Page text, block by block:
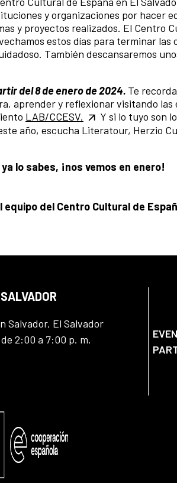
y organizaciones por hacer
y proyectos realizados. El Centro
estos días para terminar las
También descansaremos
del 8 de enero de 2024. Te
aprender y reflexionar visitando las
LAB/CCESV. Y si lo tuyo son
año, escucha Literatour, Herzio
lo sabes, ¡nos vemos en enero!
del Centro Cultural de
Salvador, El Salvador
2:00 a 7:00 p. m.